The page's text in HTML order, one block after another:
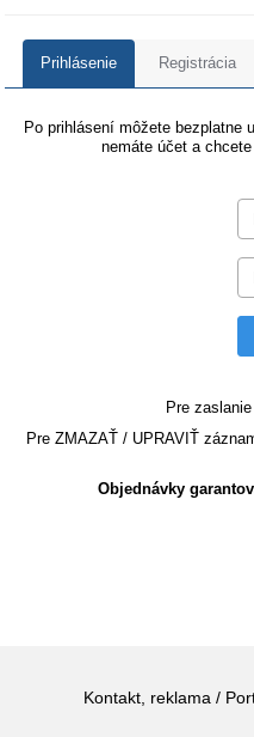
Prihlásenie Registrácia
Po prihlásení môžete bezplatne
nemáte účet a
Pre
Pre ZMAZAŤ / UPRAVIŤ
Objednávky
Kontakt, reklama /